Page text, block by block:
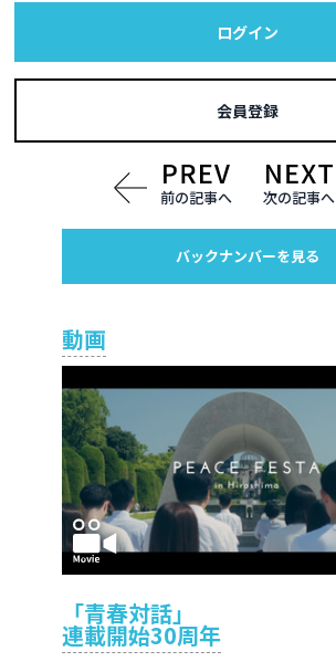
ログイン
会員登録
前の記事へ 次の記事へ
バックナンバーを見る
動画
「青春対話」
連載開始30周年